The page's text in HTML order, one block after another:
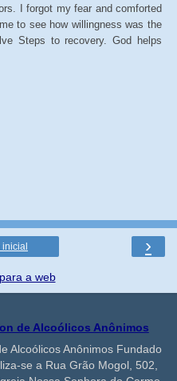
I forgot my fear and comforted
to see how willingness was the
Steps to recovery. God helps
›
inicial
a web
de Alcoólicos Anônimos
Alcoólicos Anônimos Fundado
se a Rua Grão Mogol, 502,